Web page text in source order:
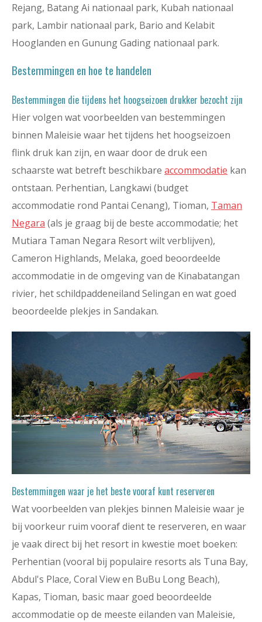
Rejang, Batang Ai nationaal park, Kubah nationaal
park, Lambir nationaal park, Bario and Kelabit
Hooglanden en Gunung Gading nationaal park.
Bestemmingen en hoe te handelen
Bestemmingen die tijdens het hoogseizoen drukker bezocht zijn
Hier volgen wat voorbeelden van bestemmingen
binnen Maleisie waar het tijdens het hoogseizoen
flink druk kan zijn, en waar door de druk een
schaarste wat betreft beschikbare accommodatie kan
ontstaan. Perhentian, Langkawi (budget
accommodatie rond Pantai Cenang), Tioman, Taman
Negara (als je graag bij de beste accommodatie; het
Mutiara Taman Negara Resort wilt verblijven),
Cameron Highlands, Melaka, goed beoordeelde
accommodatie in de omgeving van de Kinabatangan
rivier, het schildpaddeneiland Selingan en wat goed
beoordeelde plekjes in Sandakan.
Bestemmingen waar je het beste vooraf kunt reserveren
Wat voorbeelden van plekjes binnen Maleisie waar je
bij voorkeur ruim vooraf dient te reserveren, en waar
je vaak direct bij het resort in kwestie moet boeken:
Perhentian (vooral bij populaire resorts als Tuna Bay,
Abdul's Place, Coral View en BuBu Long Beach),
Kapas, Tioman, basic maar goed beoordeelde
accommodatie op de meeste eilanden van Maleisie,